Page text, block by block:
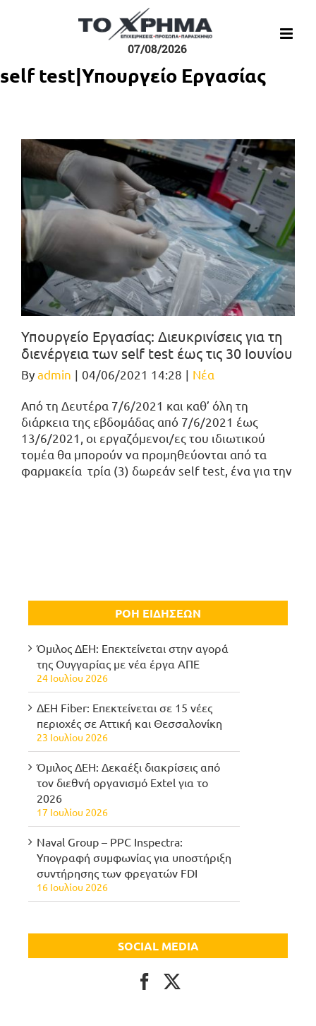
07/08/2026
self test|Υπουργείο Εργασίας
Υπουργείο Εργασίας: Διευκρινίσεις για τη
διενέργεια των self test έως τις 30 Ιουνίου
Byadmin | 04/06/2021 14:28 | Νέα
Από τη Δευτέρα 7/6/2021 και καθ’ όλη τη
διάρκεια της εβδομάδας από 7/6/2021 έως
13/6/2021, οι εργαζόμενοι/ες του ιδιωτικού
τομέα θα μπορούν να προμηθεύονται από τα
φαρμακεία τρία (3) δωρεάν self test, ένα για την
ΡΟΗ ΕΙΔΗΣΕΩΝ
Όμιλος ΔΕΗ: Επεκτείνεται στην αγορά
της Ουγγαρίας με νέα έργα ΑΠΕ
24 Ιουλίου 2026
ΔΕΗ Fiber: Επεκτείνεται σε 15 νέες
περιοχές σε Αττική και Θεσσαλονίκη
23 Ιουλίου 2026
Όμιλος ΔΕΗ: Δεκαέξι διακρίσεις από
τον διεθνή οργανισμό Extel για το
2026
17 Ιουλίου 2026
Naval Group – PPC Inspectra:
Υπογραφή συμφωνίας για υποστήριξη
συντήρησης των φρεγατών FDI
16 Ιουλίου 2026
SOCIAL MEDIA